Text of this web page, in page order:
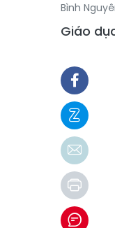
Bình
Giáo